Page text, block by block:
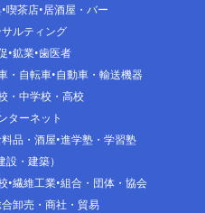
喫茶店 居酒屋・バー
ルティング
鉱業 歯医者
・自転車 自動車・輸送機器
・中学校・高校
ターネット
品・酒屋 進学塾・学習塾
設・建築）
繊維工業 組合・団体・協会
卸売・商社・貿易